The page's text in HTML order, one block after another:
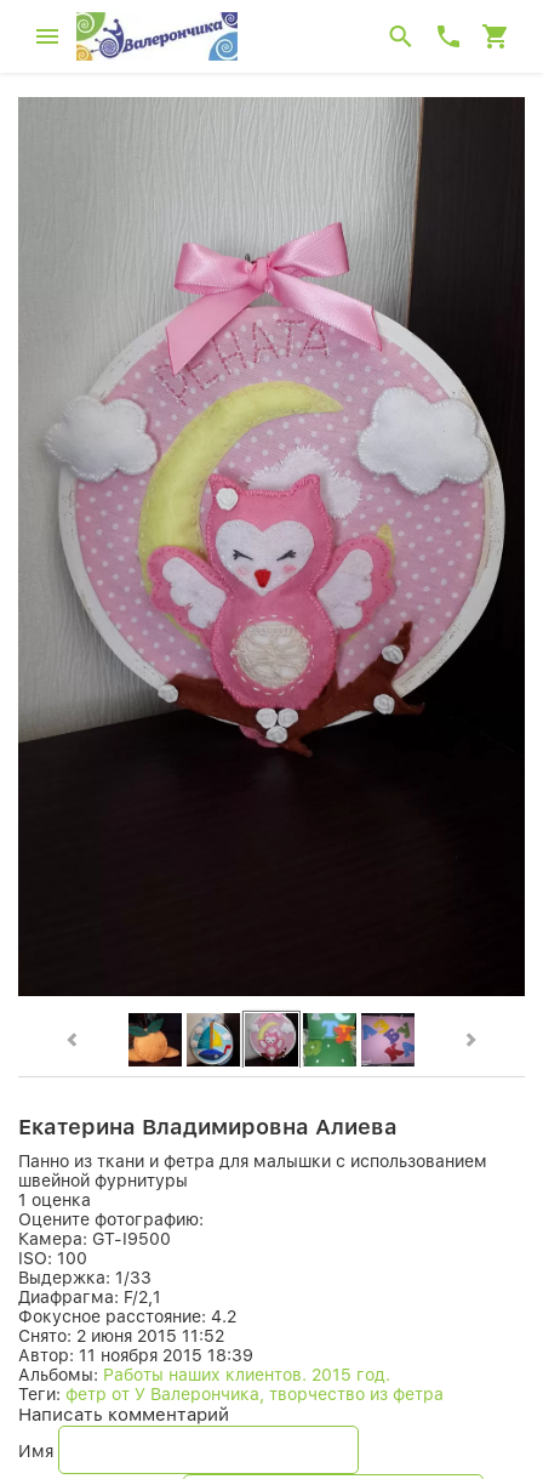
Екатерина Владимировна Алиева
Панно из ткани и фетра для малышки с использованием
швейной фурнитуры
1 оценка
Оцените фотографию:
Камера: GT-I9500
ISO: 100
Выдержка: 1/33
Диафрагма: F/2,1
Фокусное расстояние: 4.2
Снято: 2 июня 2015 11:52
Автор: 11 ноября 2015 18:39
Альбомы: Работы наших клиентов. 2015 год.
Теги: фетр от У Валерончика, творчество из фетра
Написать комментарий
Имя